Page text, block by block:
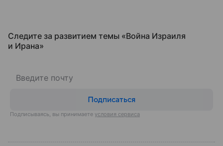
Следите за развитием темы «Война Израиля
и Ирана»
Подписаться
Подписываясь, вы принимаете условия сервиса